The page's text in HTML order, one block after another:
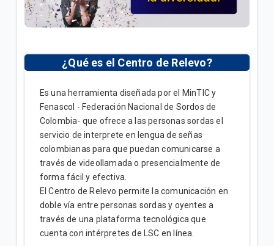
General
Soporte técnico para tus servicios Tigo | General
VER MÁS
¿Qué es el Centro de Relevo?
Es una herramienta diseñada por el MinTIC y
Fenascol - Federación Nacional de Sordos de
Colombia- que ofrece a las personas sordas el
servicio de interprete en lengua de señas
colombianas para que puedan comunicarse a
través de videollamada o presencialmente de
forma fácil y efectiva.
El Centro de Relevo permite la comunicación en
doble vía entre personas sordas y oyentes a
través de una plataforma tecnológica que
cuenta con intérpretes de LSC en línea.